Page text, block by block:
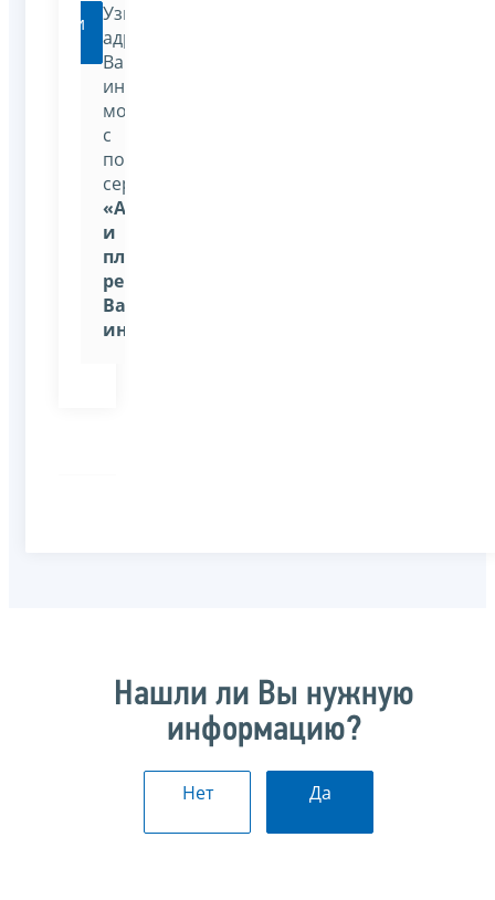
Перейти
Узнать
адрес
Вашей
инспекции
можно
с
помощью
сервиса:
«Адрес
и
платежные
реквизиты
Вашей
инспекции»
Нашли ли Вы нужную
информацию?
Нет Да